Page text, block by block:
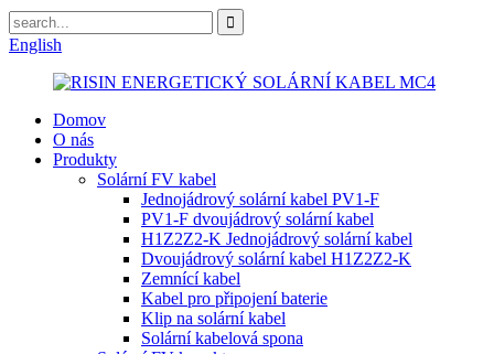
English
Domov
O nás
Produkty
Solární FV kabel
Jednojádrový solární kabel PV1-F
PV1-F dvoujádrový solární kabel
H1Z2Z2-K Jednojádrový solární kabel
Dvoujádrový solární kabel H1Z2Z2-K
Zemnící kabel
Kabel pro připojení baterie
Klip na solární kabel
Solární kabelová spona